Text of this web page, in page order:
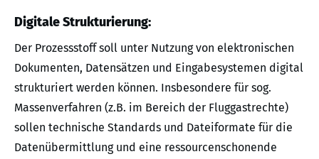
Digitale Strukturierung:
Der Prozessstoff soll unter Nutzung von elektronischen
Dokumenten, Datensätzen und Eingabesystemen digital
strukturiert werden können. Insbesondere für sog.
Massenverfahren (z.B. im Bereich der Fluggastrechte)
sollen technische Standards und Dateiformate für die
Datenübermittlung und eine ressourcenschonende